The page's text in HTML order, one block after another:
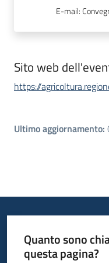
E-mail:
Sito web
https://
Ultimo aggiornamento:
Quanto sono
questa pagina?